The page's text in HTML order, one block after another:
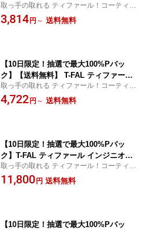
ンス フライパン 22cm・26cm・28cm L
43703・L43705・L43706（ガス火専
取っ手の取れる ティファール！コーティン
グの耐久性がアップし、ときめくような使
い心地がずっと続く！
3,814 円 ～ 送料無料
【10日限定！抽選で最大100%Pバッ
ク】【送料無料】 T-FAL ティファール
インジニオ・ネオ ロイヤルブルー・イ
ンテンス ウォックパン 26cm・28cm L4
象
取っ手の取れる ティファール！コーティン
グの耐久性がアップし、ときめくような使
い心地がずっと続く！
4,722 円 ～ 送料無料
【10日限定！抽選で最大100%Pバッ
ク】T-FAL ティファール インジニオ・
ネオ ヴィンテージボルドー・インテン
ス セット9 L43991 （ガス火専用）【取
取っ手の取れる ティファール！コーティン
グの耐久性がアップし、ときめくような使
い心地がずっと続く！
11,800 円 送料無料
【10日限定！抽選で最大100%Pバッ